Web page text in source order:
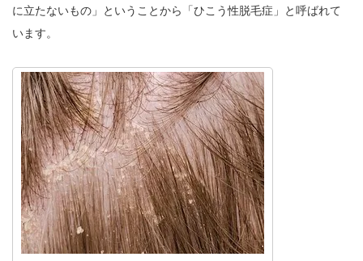
に立たないもの」ということから「ひこう性脱毛症」と呼ばれて
います。